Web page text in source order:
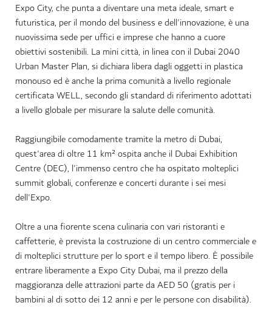
Expo City, che punta a diventare una meta ideale, smart e
futuristica, per il mondo del business e dell'innovazione, è una
nuovissima sede per uffici e imprese che hanno a cuore
obiettivi sostenibili. La mini città, in linea con il Dubai 2040
Urban Master Plan, si dichiara libera dagli oggetti in plastica
monouso ed è anche la prima comunità a livello regionale
certificata WELL, secondo gli standard di riferimento adottati
a livello globale per misurare la salute delle comunità.
Raggiungibile comodamente tramite la metro di Dubai,
quest'area di oltre 11 km² ospita anche il Dubai Exhibition
Centre (DEC), l'immenso centro che ha ospitato molteplici
summit globali, conferenze e concerti durante i sei mesi
dell'Expo.
Oltre a una fiorente scena culinaria con vari ristoranti e
caffetterie, è prevista la costruzione di un centro commerciale e
di molteplici strutture per lo sport e il tempo libero. È possibile
entrare liberamente a Expo City Dubai, ma il prezzo della
maggioranza delle attrazioni parte da AED 50 (gratis per i
bambini al di sotto dei 12 anni e per le persone con disabilità).